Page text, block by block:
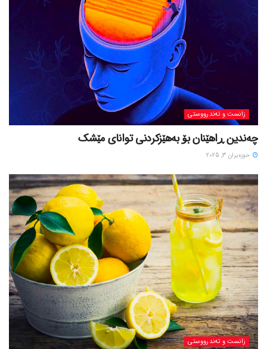
زانست و تەندرووستی
چەندین ڕاهێنان بۆ بەهێزکردنی توانای مێشک
حوزه‌یران 3, 2025
زانست و تەندرووستی